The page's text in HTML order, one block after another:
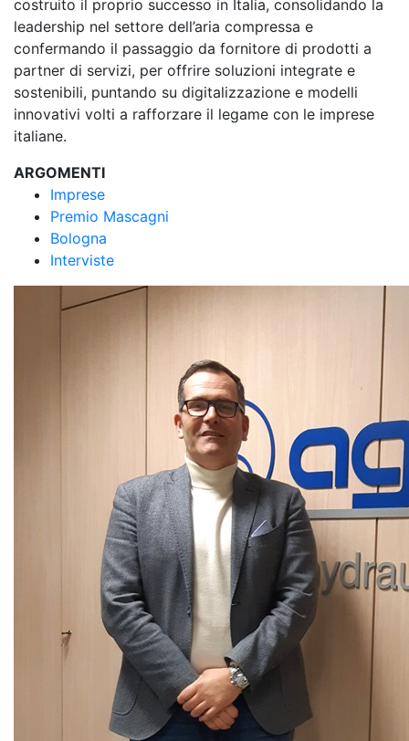
costruito il proprio successo in Italia, consolidando la
leadership nel settore dell’aria compressa e
confermando il passaggio da fornitore di prodotti a
partner di servizi, per offrire soluzioni integrate e
sostenibili, puntando su digitalizzazione e modelli
innovativi volti a rafforzare il legame con le imprese
italiane.
ARGOMENTI
Imprese
Premio Mascagni
Bologna
Interviste